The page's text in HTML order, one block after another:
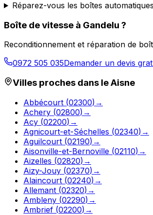
Réparez-vous les boîtes
Boîte de vitesse à Gandelu ?
Reconditionnement et réparation de
0972 505 035Demander un devis
Villes proches dans leAisne
Abbécourt (02300) →
Achery (02800) →
Acy (02200) →
Agnicourt-et-Séchelles (02340) →
Aguilcourt (02190) →
Aisonville-et-Bernoville (02110) →
Aizelles (02820) →
Aizy-Jouy (02370) →
Alaincourt (02240) →
Allemant (02320) →
Ambleny (02290) →
Ambrief (02200) →